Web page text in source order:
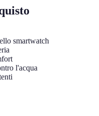
smartwatch
l'acqua